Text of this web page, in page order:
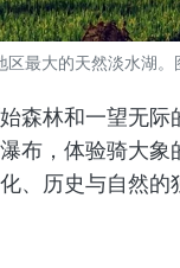
区最大的天然淡水湖。
森林和一望无
布，体验骑大
、历史与自然的